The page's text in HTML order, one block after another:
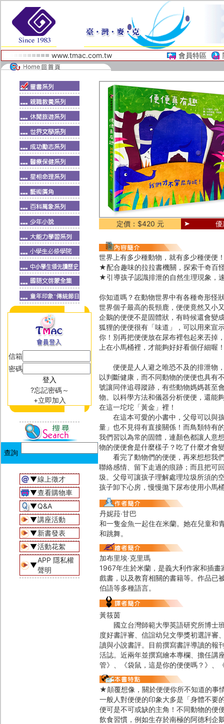
www.tmac.com.tw 會員特區
信箱
密碼
?忘記密碼～
+立即加入
▼線上徵才
▼查看購物車
▼Q&A
▼講座活動
▼新書發表
▼活動花絮
▼
APP 隱私權
聲明
定價：$420 元
世界上有多少種動物，就有多少種便便
★配合趣味的拉拉書機關，探索千奇百
★引導孩子認識排泄的自然生理現象，
你知道嗎？在動物世界中有各種奇形怪
世界個子最高的長頸鹿，便便竟然又小
企鵝的便便不是固體狀，有時候還會變
狐狸的便便很有「味道」，可以用來宣
你！別再把便便放在尿布裡包起來丟掉
上在小馬桶裡，才能夠好好看個仔細喔
便便是人人避之唯恐不及的排泄物，
以判斷健康，而不同動物的便便也具有
號讓同伴追尋蹤跡，有些動物媽媽甚至
物。以科學方法和儀器分析便便，還能
在這一坨坨「黃金」裡！
在這本可愛的小書中，父母可以與孩
量」也不見得有直接關係！而鳥類特有
我們習以為常的固體，連顏色都讓人
物的便便會是什麼樣子？吃了什麼才會
看完了動物們的便便，再來想想我們
聯絡感情、留下走過的痕跡；而且把可
圾。父母可讓孩子理解處理垃圾所須的
孩子卸下心房，慢慢拋下尿布使用小馬
丹妮菈‧甘巴
和一隻金魚一起住在米蘭。她在兒童和
和跳舞。
加布里埃‧克里瑪
1967年生於米蘭，是義大利作家和插
戲書，以及教育相關的書籍等。作品已
伯語等多種語言。
黃筱茵
國立台灣師範大學英語研究所博士班
度好書評審、信誼幼兒文學獎初選評審
讀與小說書評。目前撰寫書評導讀的報
活誌。近兩年並撰寫繪本專欄、擔任講
管》、《袋鼠，這是你的便便嗎？》、
★顛覆想像，關於便便你所不知道的事
一般人對便便的印象大多是「身體不要
便可是不可或缺的主角！不同動物的便
飲食習慣，例如生存於南極的阿德利企